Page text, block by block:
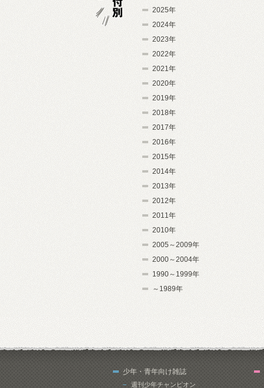
2025年
2024年
2023年
2022年
2021年
2020年
2019年
2018年
2017年
2016年
2015年
2014年
2013年
2012年
2011年
2010年
2005～2009年
2000～2004年
1990～1999年
～1989年
少年・青年向け雑誌
週刊少年チャンピオン